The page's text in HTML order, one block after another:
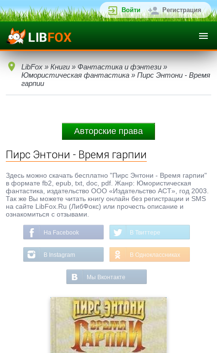
Войти Регистрация
LibFox » Книги » Фантастика и фэнтези »
Юмористическая фантастика » Пирс Энтони - Время
гарпии
Авторские права
Пирс Энтони - Время гарпии
Здесь можно скачать бесплатно "Пирс Энтони - Время гарпии"
в формате fb2, epub, txt, doc, pdf. Жанр: Юмористическая
фантастика, издательство ООО «Издательство ACT», год 2003.
Так же Вы можете читать книгу онлайн без регистрации и SMS
на сайте LibFox.Ru (ЛибФокс) или прочесть описание и
ознакомиться с отзывами.
На Facebook В Твиттере
В Instagram В Одноклассниках
Мы Вконтакте